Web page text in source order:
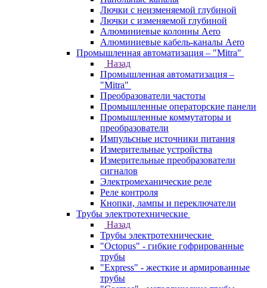
Лючки с неизменяемой глубиной
Лючки с изменяемой глубиной
Алюминиевые колонны Aero
Алюминиевые кабель-каналы Aero
Промышленная автоматизация – "Mitra"
Назад
Промышленная автоматизация –
"Mitra"
Преобразователи частоты
Промышленные операторские панели
Промышленные коммутаторы и
преобразователи
Импульсные источники питания
Измерительные устройства
Измерительные преобразователи
сигналов
Электромеханические реле
Реле контроля
Кнопки, лампы и переключатели
Трубы электротехнические
Назад
Трубы электротехнические
"Octopus" - гибкие гофрированные
трубы
"Express" - жесткие и армированные
трубы